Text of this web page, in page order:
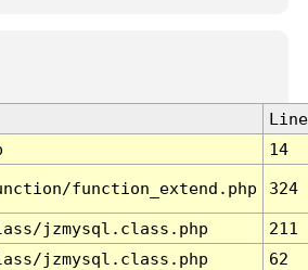
Line
14
function_extend.php 324
jzmysql.class.php
211
jzmysql.class.php
62